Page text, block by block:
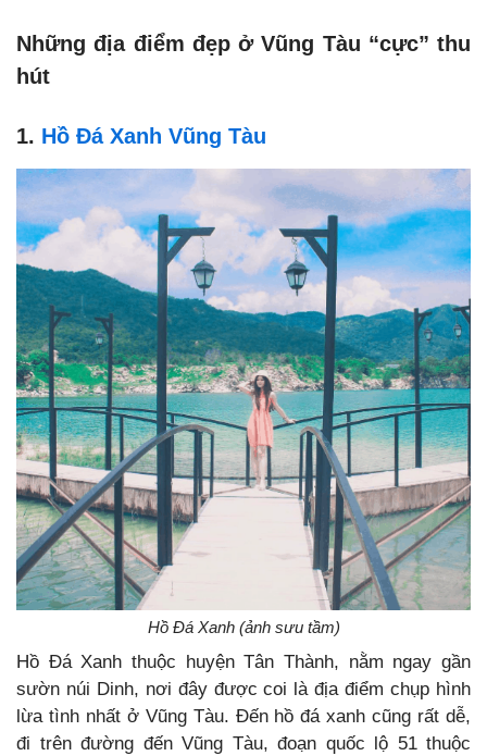
Những địa điểm đẹp ở Vũng Tàu “cực” thu
hút
1. Hồ Đá Xanh Vũng Tàu
Hồ Đá Xanh (ảnh sưu tầm)
Hồ Đá Xanh thuộc huyện Tân Thành, nằm ngay gần
sườn núi Dinh, nơi đây được coi là địa điểm chụp hình
lừa tình nhất ở Vũng Tàu. Đến hồ đá xanh cũng rất dễ,
đi trên đường đến Vũng Tàu, đoạn quốc lộ 51 thuộc